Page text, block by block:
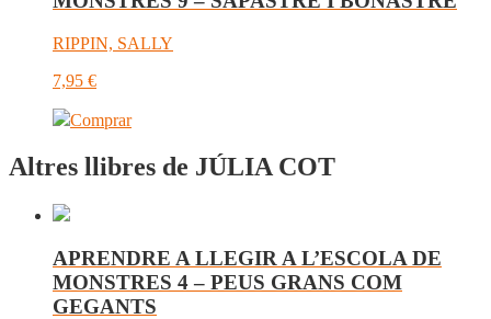
RIPPIN, SALLY
7,95 €
Comprar
Altres llibres de JÚLIA COT
APRENDRE A LLEGIR A L’ESCOLA DE
MONSTRES 4 – PEUS GRANS COM
GEGANTS